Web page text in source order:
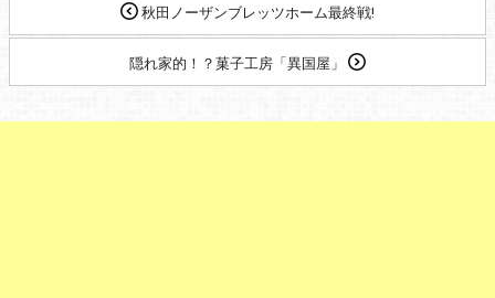
秋田ノーザンブレッツホーム最終戦!
隠れ家的！？菓子工房「異国屋」